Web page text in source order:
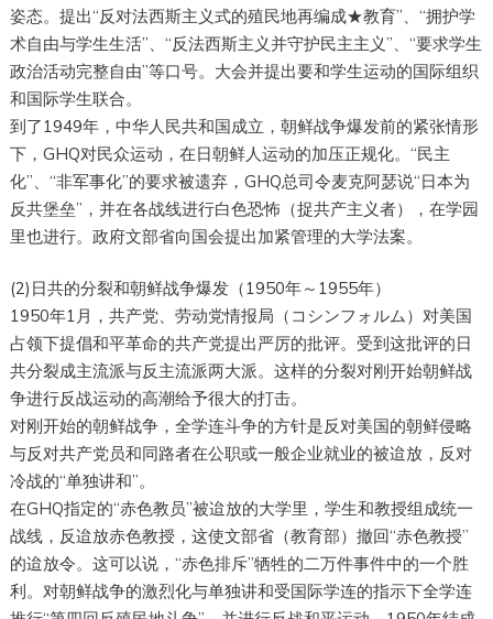
姿态。提出“反对法西斯主义式的殖民地再编成★教育”、“拥护学
术自由与学生生活”、“反法西斯主义并守护民主主义”、“要求学生
政治活动完整自由”等口号。大会并提出要和学生运动的国际组织
和国际学生联合。
到了1949年，中华人民共和国成立，朝鲜战争爆发前的紧张情形
下，GHQ对民众运动，在日朝鲜人运动的加压正规化。“民主
化”、“非军事化”的要求被遗弃，GHQ总司令麦克阿瑟说“日本为
反共堡垒”，并在各战线进行白色恐怖（捉共产主义者），在学园
里也进行。政府文部省向国会提出加紧管理的大学法案。
(2)日共的分裂和朝鲜战争爆发（1950年～1955年）
1950年1月，共产党、劳动党情报局（コシンフォルム）对美国
占领下提倡和平革命的共产党提出严厉的批评。受到这批评的日
共分裂成主流派与反主流派两大派。这样的分裂对刚开始朝鲜战
争进行反战运动的高潮给予很大的打击。
对刚开始的朝鲜战争，全学连斗争的方针是反对美国的朝鲜侵略
与反对共产党员和同路者在公职或一般企业就业的被迨放，反对
冷战的“单独讲和”。
在GHQ指定的“赤色教员”被迨放的大学里，学生和教授组成统一
战线，反迨放赤色教授，这使文部省（教育部）撤回“赤色教授”
的迨放令。这可以说，“赤色排斥”牺牲的二万件事件中的一个胜
利。对朝鲜战争的激烈化与单独讲和受国际学连的指示下全学连